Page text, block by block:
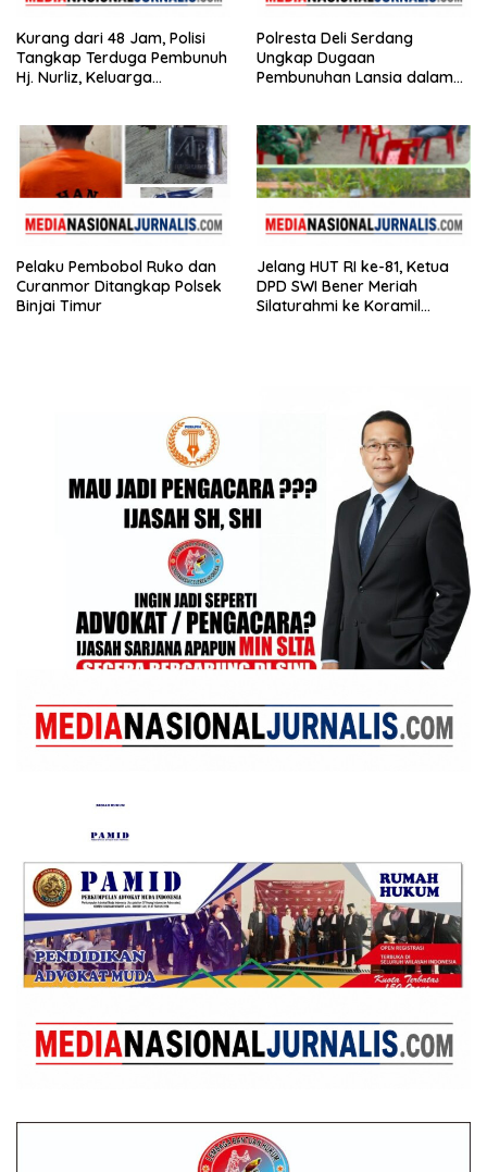
Kurang dari 48 Jam, Polisi
Tangkap Terduga Pembunuh
Hj. Nurliz, Keluarga
Polresta Deli Serdang
Ungkap Dugaan
Pembunuhan Lansia dalam
Pelaku Pembobol Ruko dan
Curanmor Ditangkap Polsek
Binjai Timur
Jelang HUT RI ke-81, Ketua
DPD SWI Bener Meriah
Silaturahmi ke Koramil